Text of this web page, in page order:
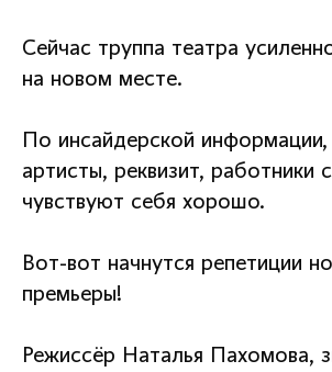
Сейчас труппа театра
на новом месте.
По инсайдерской информации,
артисты, реквизит, работники
чувствуют себя хорошо.
Вот-вот начнутся репетиции
премьеры!
Режиссёр Наталья Пахомова,